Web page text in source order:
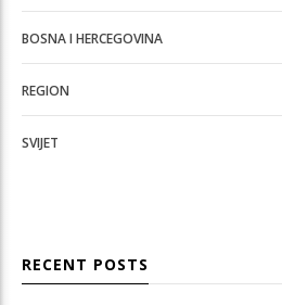
BOSNA I HERCEGOVINA
REGION
SVIJET
RECENT POSTS